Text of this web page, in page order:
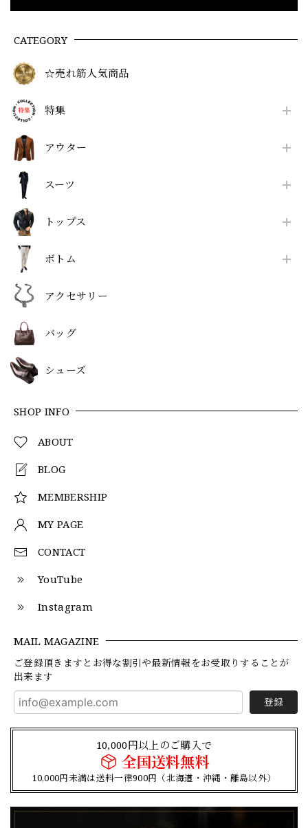
CATEGORY
☆売れ筋人気商品
特集
アウター
スーツ
トップス
ボトム
アクセサリー
バッグ
シューズ
SHOP INFO
ABOUT
BLOG
MEMBERSHIP
MY PAGE
CONTACT
YouTube
Instagram
MAIL MAGAZINE
ご登録頂きますとお得な割引や最新情報をお受取りすることが
出来ます
登録
10,000円以上のご購入で
全国送料無料
10,000円未満は送料一律900円（北海道・沖縄・離島以外）